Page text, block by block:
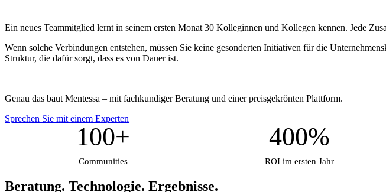
Ein neues Teammitglied lernt in seinem ersten Monat 30 Kolleginnen und Kollegen kennen. Jede
Wenn solche Verbindungen entstehen, müssen Sie keine gesonderten Initiativen für die
Struktur, die dafür sorgt, dass es von Dauer ist.
Genau das baut Mentessa – mit fachkundiger Beratung und einer preisgekrönten Plattform.
Sprechen Sie mit einem Experten
100+
Communities
400%
ROI im ersten Jahr
Beratung. Technologie. Ergebnisse.